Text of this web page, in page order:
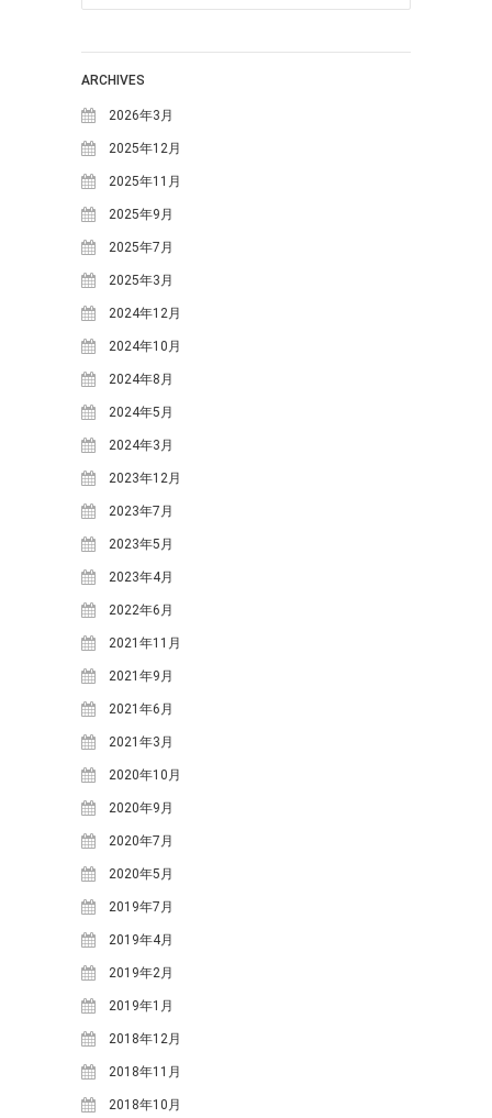
ONE-DAY CHEF＆CAFE
MOSO塾
明宝PHOTO
月刊めいほう
このブログについて
NPO法人ななしんぼ
めいほうツーネット
旧ブログ(ななしんぼ)
最近の投稿
清流「吉田川」の魚たちを覗い
の生ごみ堆肥づくり～
日本ミツバチの巣箱を設置しま
苗づくりのための「培養土」づ
カテゴリー
MOSO塾
One-Day カフェ/シェフ
お知らせ
ギャラリー
ブログ
めいほう夢ヴィジョン
体験・講座・ワークショップ
学ぶ森プロジェクト
One-Day カフェ/シェフ
ななしんぼカフ
ARCHIVES
2026年3月
2025年12月
2025年11月
2025年9月
2025年7月
2025年3月
2024年12月
2024年10月
2024年8月
2024年5月
2024年3月
2023年12月
2023年7月
2023年5月
2023年4月
2022年6月
2021年11月
2021年9月
2021年6月
2021年3月
2020年10月
2020年9月
2020年7月
2020年5月
2019年7月
2019年4月
2019年2月
2019年1月
2018年12月
2018年11月
2018年10月